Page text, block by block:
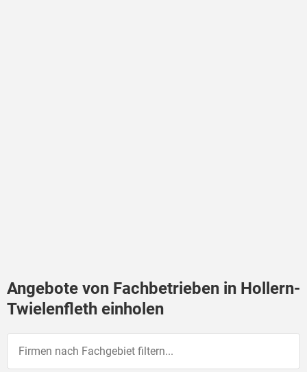
Angebote von Fachbetrieben in Hollern-
Twielenfleth einholen